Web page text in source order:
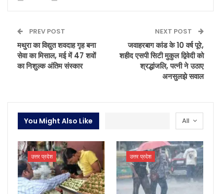
PREV POST
मथुरा का विद्युत शवदाह गृह बना
सेवा का मिसाल, मई में 47 शवों
का निशुल्क अंतिम संस्कार
NEXT POST
जवाहरबाग कांड के 10 वर्ष पूरे,
शहीद एसपी सिटी मुकुल द्विवेदी को
श्रद्धांजलि, पत्नी ने उठाए
अनसुलझे सवाल
All
You Might Also Like
उत्तर प्रदेश उत्तर प्रदेश